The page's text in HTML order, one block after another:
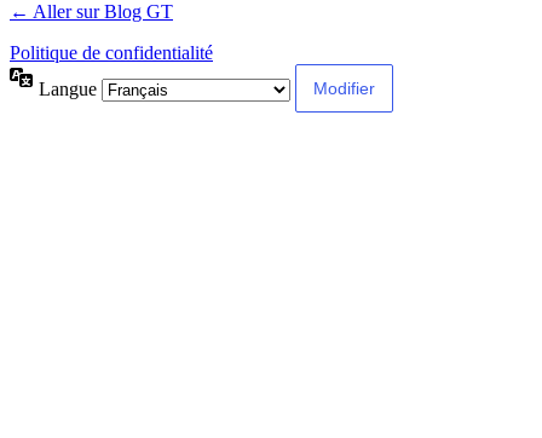
← Aller sur Blog GT
Politique de confidentialité
Langue